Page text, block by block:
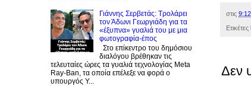
στις
Ετικέτες
Δεν
Γιάννης Σερβετάς: Τρολάρει
τον Άδωνι Γεωργιάδη για τα
«έξυπνα» γυαλιά του με μια
φωτογραφία-έπος
Στο επίκεντρο του δημόσιου
διαλόγου βρέθηκαν τις
τελευταίες ώρες τα γυαλιά τεχνολογίας Meta
Ray-Ban, τα οποία επέλεξε να φορά ο
υπουργός Υ...